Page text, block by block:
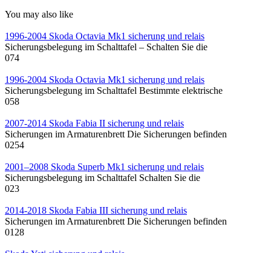
You may also like
1996-2004 Skoda Octavia Mk1 sicherung und relais
Sicherungsbelegung im Schalttafel – Schalten Sie die
074
1996-2004 Skoda Octavia Mk1 sicherung und relais
Sicherungsbelegung im Schalttafel Bestimmte elektrische
058
2007-2014 Skoda Fabia II sicherung und relais
Sicherungen im Armaturenbrett Die Sicherungen befinden
0254
2001–2008 Skoda Superb Mk1 sicherung und relais
Sicherungsbelegung im Schalttafel Schalten Sie die
023
2014-2018 Skoda Fabia III sicherung und relais
Sicherungen im Armaturenbrett Die Sicherungen befinden
0128